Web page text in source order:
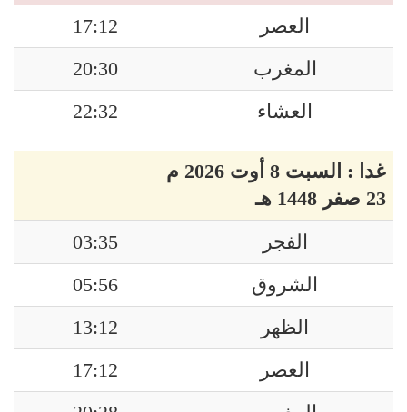
العصر
17:12
المغرب
20:30
العشاء
22:32
غدا : السبت 8 أوت 2026 م
23 صفر 1448 هـ
الفجر
03:35
الشروق
05:56
الظهر
13:12
العصر
17:12